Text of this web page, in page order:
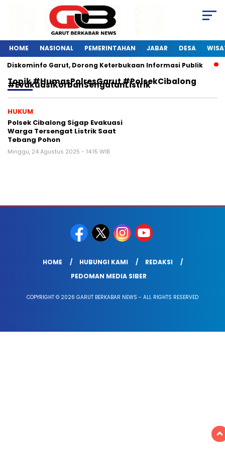
HOME NASIONAL PEMERINTAHAN JABAR DESA
Diskominfo Garut, Dorong Keterbukaan Informasi Publik
Topik#HumasPolresGarut #PolsekCibalong
#evakuasiKorbanSengatanListrik
HUKUM
Polsek Cibalong Sigap Evakuasi
Warga Tersengat Listrik Saat
Tebang Pohon
Minggu, 24 Agustus 2025 - 14:15 WIB
HOME HUBUNGI KAMI
REDAKSI
PEDOMAN MEDIA SIBER
COPYRIGHT © 2026 GARUT BERKABAR NEWS - ALL RIGHTS RESERVED